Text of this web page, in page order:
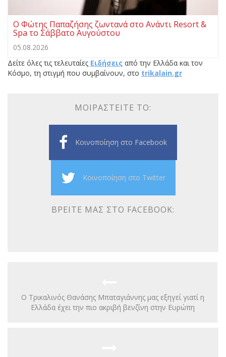
Ο Φώτης Παπαζήσης ζωντανά στο Ανάντι Resort &
Spa το Σάββατο Αυγούστου
05.08.2026
Δείτε όλες τις τελευταίες Ειδήσεις από την Ελλάδα και τον
Κόσμο, τη στιγμή που συμβαίνουν, στο trikalain.gr
ΜΟΙΡΑΣΤΕΊΤΕ ΤΟ:
Κοινοποίηση στο Facebook
Κοινοποίηση στο Twitter
ΒΡΕΊΤΕ ΜΑΣ ΣΤΟ FACEBOOK:
Ο Τρικαλινός Θανάσης Μπαταγιάννης μας εξηγεί γιατί η
Ελλάδα έχει την πιο ακριβή βενζίνη στην Ευρώπη